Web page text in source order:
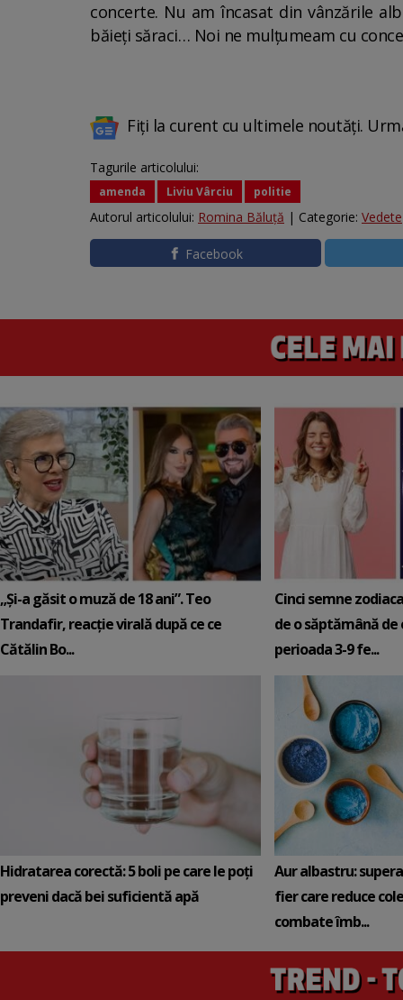
concerte. Nu am încasat din vânzările
băieți săraci… Noi ne mulțumeam cu
Fiți la curent cu ultimele noutăți.
Tagurile articolului:
amenda Liviu Vârciu politie
Autorul articolului: Romina Băluță | Categorie: Vedete
Facebook
„Și-a găsit o muză de 18 ani”. Teo
Trandafir, reacție virală după ce ce
Cătălin Bo...
Cinci semne
de o săptămână de
perioada 3-9 fe...
Hidratarea corectă: 5 boli pe care le poți
preveni dacă bei suficientă apă
Aur albastru:
fier care reduce
combate îmb...